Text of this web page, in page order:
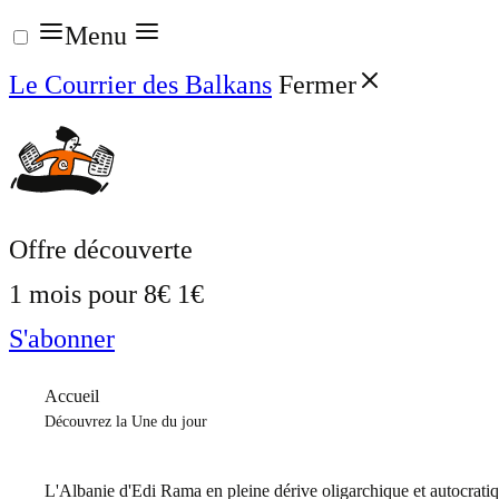
Aller
au
contenu
Menu
Le Courrier des Balkans Fermer
Offre découverte
1 mois pour 8€ 1€
S'abonner
Accueil
Découvrez la Une du jour
L'Albanie d'Edi Rama en pleine dérive oligarchique et